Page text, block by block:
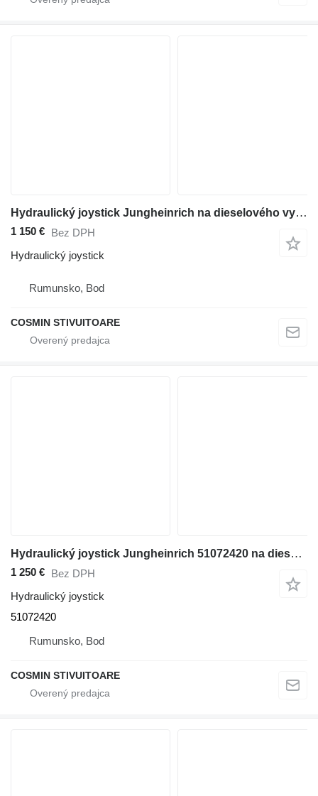
Hydraulický joystick Jungheinrich na dieselového vysokozdvižného vozíka
1 150 € Bez DPH
Hydraulický joystick
Rumunsko, Bod
COSMIN STIVUITOARE
Hydraulický joystick Jungheinrich 51072420 na dieselového vysokozdvižného vozíka
1 250 € Bez DPH
Hydraulický joystick
51072420
Rumunsko, Bod
COSMIN STIVUITOARE